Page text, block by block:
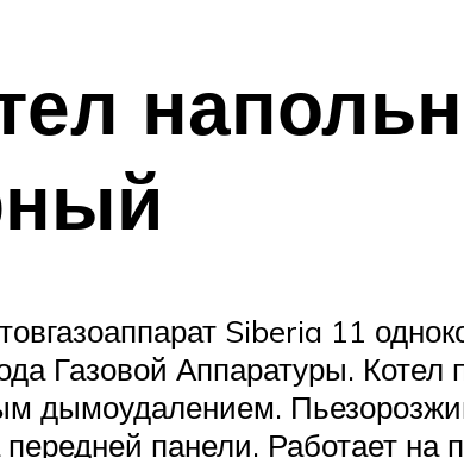
Siberia 11
Газовой Аппаратуры.
дымоудалением.
панели. Работает